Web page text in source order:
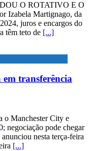
O ROTATIVO E O
Izabela Martignago, da
juros e encargos do
têm teto de [...]
transferência
o Manchester City e
negociação pode chegar
nesta terça-feira
[...]